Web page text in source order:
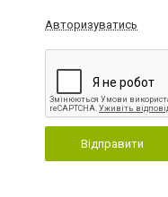
Авторизуватись
Відправити